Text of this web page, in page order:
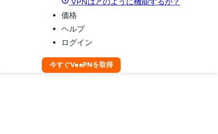
価格
ヘルプ
ログイン
今すぐVeePNを取得